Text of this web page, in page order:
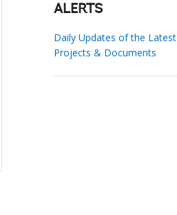
ALERTS
Daily Updates of the Latest
Projects & Documents